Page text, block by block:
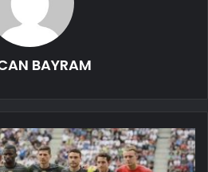
BAYRAM